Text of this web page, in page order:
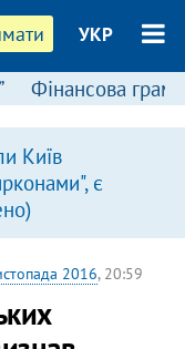
УКР
Фінансова
Київ
є
2016, 20:59